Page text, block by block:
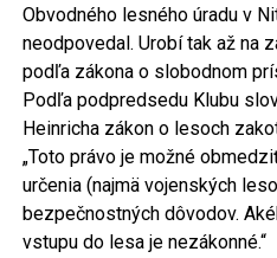
Obvodného lesného úradu v
neodpovedal. Urobí tak až na
podľa zákona o slobodnom
Podľa podpredsedu Klubu
Heinricha zákon o lesoch
„Toto právo je možné
určenia (najmä vojenských
bezpečnostných dôvodov.
vstupu do lesa je nezákonné.“